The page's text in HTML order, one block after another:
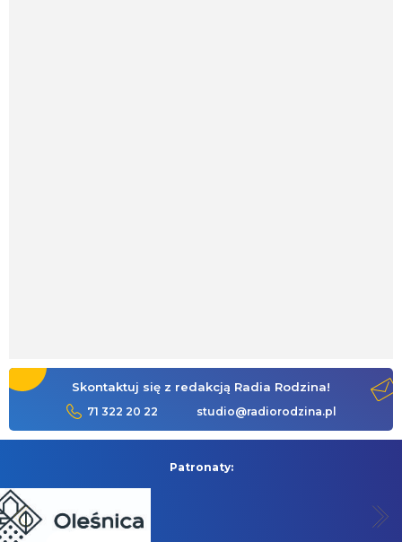
Skontaktuj się z redakcją Radia Rodzina!
71 322 20 22 studio@radiorodzina.pl
Patronaty: